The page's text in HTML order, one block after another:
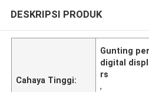
DESKRIPSI PRODUK
Cahaya Tinggi:
Gunting
digital
rs
,